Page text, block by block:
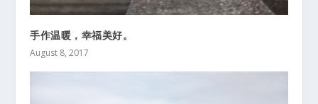
手作温暖，幸福美好。
August 8, 2017